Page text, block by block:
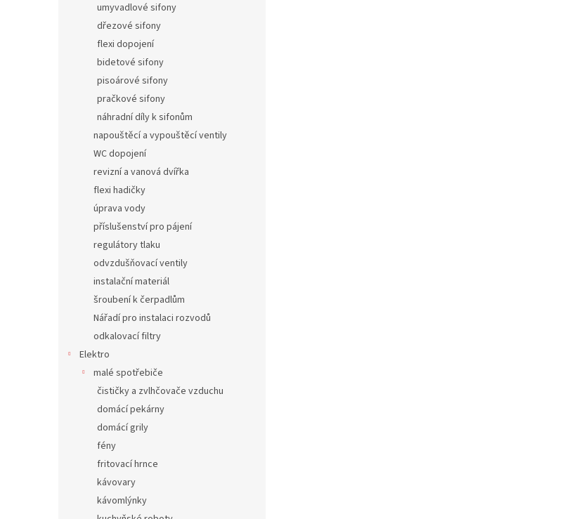
umyvadlové sifony
dřezové sifony
flexi dopojení
bidetové sifony
pisoárové sifony
pračkové sifony
náhradní díly k sifonům
napouštěcí a vypouštěcí ventily
WC dopojení
revizní a vanová dvířka
flexi hadičky
úprava vody
příslušenství pro pájení
regulátory tlaku
odvzdušňovací ventily
instalační materiál
šroubení k čerpadlům
Nářadí pro instalaci rozvodů
odkalovací filtry
Elektro
malé spotřebiče
čističky a zvlhčovače vzduchu
domácí pekárny
domácí grily
fény
fritovací hrnce
kávovary
kávomlýnky